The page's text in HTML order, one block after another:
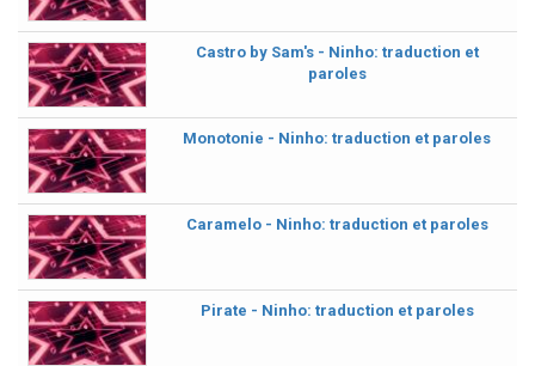
Castro by Sam's - Ninho: traduction et
paroles
Monotonie - Ninho: traduction et paroles
Caramelo - Ninho: traduction et paroles
Pirate - Ninho: traduction et paroles